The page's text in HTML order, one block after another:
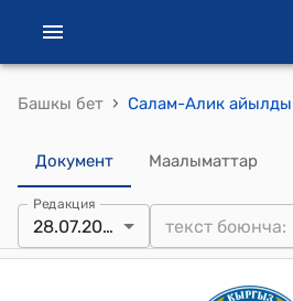
Башкы бет ›
Документ Маалыматтар
Редакция
28.07.2025